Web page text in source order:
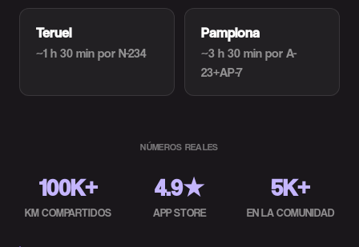
Teruel
~1 h 30 min por N-234
Pamplona
~3 h 30 min por A-
23+AP-7
NÚMEROS REALES
100K+
KM COMPARTIDOS
4.9★
APP STORE
5K+
EN LA COMUNIDAD